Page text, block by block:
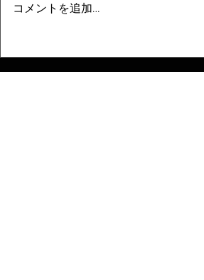
コメントを追加…